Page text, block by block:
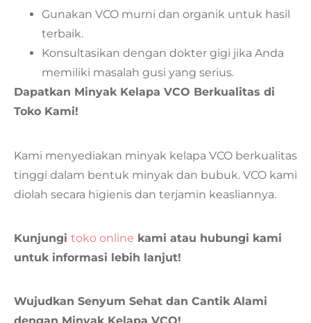
Gunakan VCO murni dan organik untuk hasil
terbaik.
Konsultasikan dengan dokter gigi jika Anda
memiliki masalah gusi yang serius.
Dapatkan Minyak Kelapa VCO Berkualitas di
Toko Kami!
Kami menyediakan minyak kelapa VCO berkualitas
tinggi dalam bentuk minyak dan bubuk. VCO kami
diolah secara higienis dan terjamin keasliannya.
Kunjungi toko online kami atau hubungi kami
untuk informasi lebih lanjut!
Wujudkan Senyum Sehat dan Cantik Alami